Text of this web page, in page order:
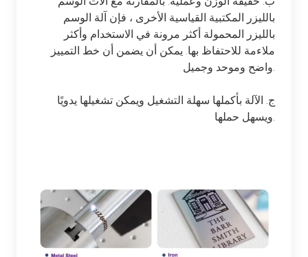
بالليزر المكتبية القياسية الأخرى ، فإن آلة الوسم
بالليزر المحمولة أكثر مرونة في الاستخدام وأكثر
ملاءمة للاحتفاظ بها. يمكن أن يضمن أن خط التمييز
واضح وموحد وجميل.
ج. الآلة بأكملها سهلة التشغيل ويمكن تشغيلها يدويًا
ويسهل حملها.